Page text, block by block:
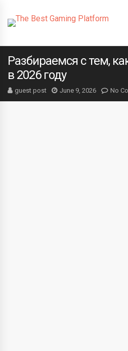
Разбираемся с тем,
в 2026 году
guest post June 9, 2026 No